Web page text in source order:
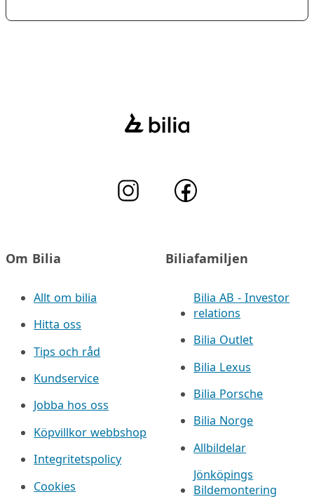
Om Bilia
Allt om bilia
Hitta oss
Tips och råd
Kundservice
Jobba hos oss
Köpvillkor webbshop
Integritetspolicy
Cookies
Biliafamiljen
Bilia AB - Investor
relations
Bilia Outlet
Bilia Lexus
Bilia Porsche
Bilia Norge
Allbildelar
Jönköpings
Bildemontering